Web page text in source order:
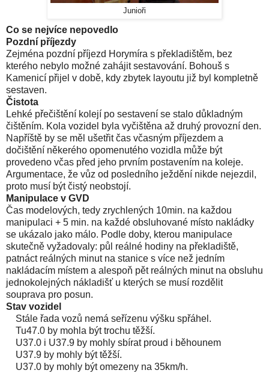
Junioři
Co se nejvíce nepovedlo
Pozdní příjezdy
Zejména pozdní příjezd Horymíra s překladištěm, bez
kterého nebylo možné zahájit sestavování. Bohouš s
Kamenicí přijel v době, kdy zbytek layoutu již byl kompletně
sestaven.
Čistota
Lehké přečištění kolejí po sestavení se stalo důkladným
čištěním. Kola vozidel byla vyčištěna až druhý provozní den.
Napříště by se měl ušetřit čas včasným příjezdem a
dočištění někerého opomenutého vozidla může být
provedeno včas před jeho prvním postavením na koleje.
Argumentace, že vůz od posledního ježdění nikde nejezdil,
proto musí být čistý neobstojí.
Manipulace v GVD
Čas modelových, tedy zrychlených 10min. na každou
manipulaci + 5 min. na každé obsluhované místo nakládky
se ukázalo jako málo. Podle doby, kterou manipulace
skutečně vyžadovaly: půl reálné hodiny na překladiště,
patnáct reálných minut na stanice s více než jedním
nakládacím místem a alespoň pět reálných minut na obsluhu
jednokolejných nákladišť u kterých se musí rozdělit
souprava pro posun.
Stav vozidel
Stále řada vozů nemá seřízenu výšku spřáhel.
Tu47.0 by mohla být trochu těžší.
U37.0 i U37.9 by mohly sbírat proud i běhounem
U37.9 by mohly být těžší.
U37.0 by mohly být omezeny na 35km/h.